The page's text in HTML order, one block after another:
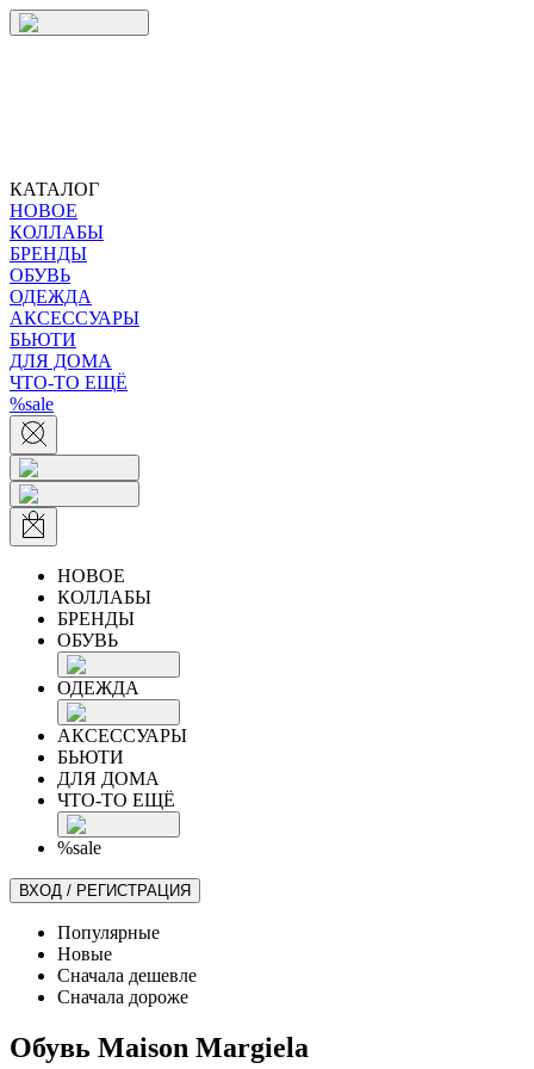
КАТАЛОГ
НОВОЕ
КОЛЛАБЫ
БРЕНДЫ
ОБУВЬ
ОДЕЖДА
АКСЕССУАРЫ
БЬЮТИ
ДЛЯ ДОМА
ЧТО-ТО ЕЩЁ
%sale
НОВОЕ
КОЛЛАБЫ
БРЕНДЫ
ОБУВЬ
ОДЕЖДА
АКСЕССУАРЫ
БЬЮТИ
ДЛЯ ДОМА
ЧТО-ТО ЕЩЁ
%sale
ВХОД / РЕГИСТРАЦИЯ
Популярные
Новые
Сначала дешевле
Сначала дороже
Обувь Maison Margiela